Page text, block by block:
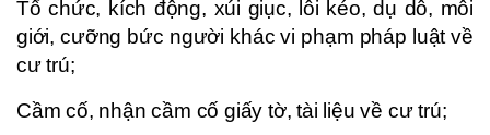
Tổ chức, kích động, xúi giục, lôi kéo, dụ dỗ, môi
giới, cưỡng bức người khác vi phạm pháp luật về
cư trú;
Cầm cố, nhận cầm cố giấy tờ, tài liệu về cư trú;